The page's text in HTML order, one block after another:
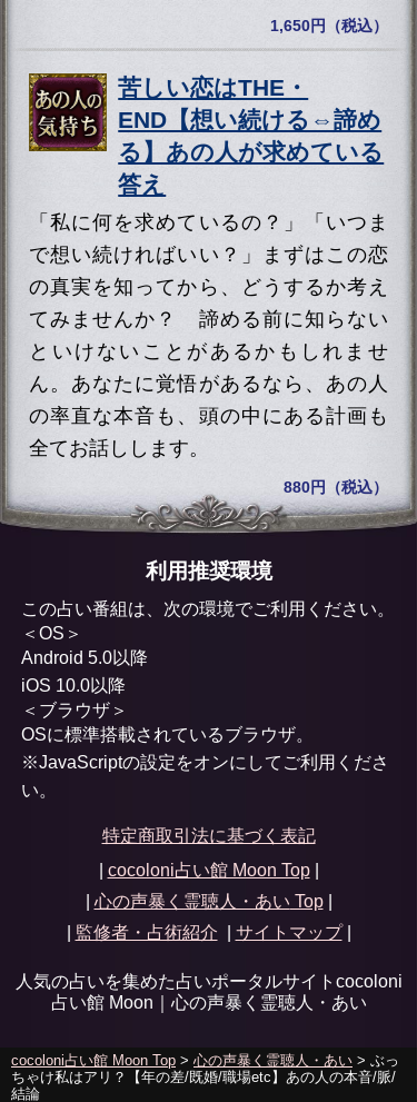
1,650円（税込）
苦しい恋はTHE・
END【想い続ける⇔諦め
る】あの人が求めている
答え
「私に何を求めているの？」「いつま
で想い続ければいい？」まずはこの恋
の真実を知ってから、どうするか考え
てみませんか？ 諦める前に知らない
といけないことがあるかもしれませ
ん。あなたに覚悟があるなら、あの人
の率直な本音も、頭の中にある計画も
全てお話しします。
880円（税込）
利用推奨環境
この占い番組は、次の環境でご利用ください。
＜OS＞
Android 5.0以降
iOS 10.0以降
＜ブラウザ＞
OSに標準搭載されているブラウザ。
※JavaScriptの設定をオンにしてご利用くださ
い。
特定商取引法に基づく表記
cocoloni占い館 Moon Top|
心の声暴く霊聴人・あい Top|
監修者・占術紹介 サイトマップ|
人気の占いを集めた占いポータルサイトcocoloni
占い館 Moon｜ 心の声暴く霊聴人・あい
cocoloni占い館 Moon Top > 心の声暴く霊聴人・あい > ぶっ
ちゃけ私はアリ？【年の差/既婚/職場etc】あの人の本音/脈/
結論